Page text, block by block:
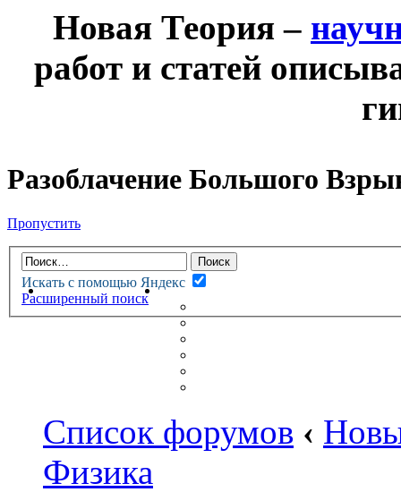
Новая Теория –
работ и статей
Разоблачение Большого
Пропустить
Искать с помощью Яндекс
Расширенный поиск
НОВАЯ ТЕОРИЯФОРУМ
НЕПРОЧИТАННЫЕ
Список форумов ‹
Физика